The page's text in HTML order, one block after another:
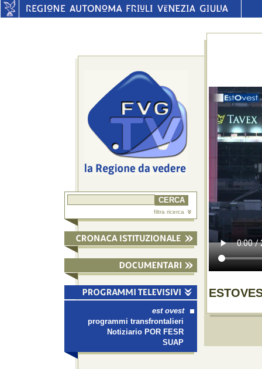
filtra ricerca
est ovest
programmi transfrontalieri
Notiziario POR FESR
SUAP